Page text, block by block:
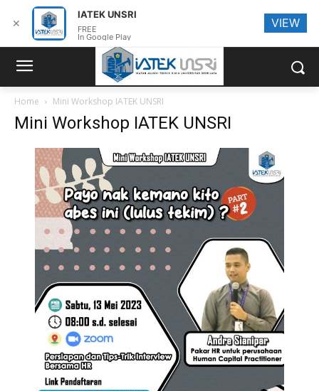
Home Mini Workshop IATEK UNSRI
Mini Workshop IATEK UNSRI
✕
IATEK UNSRI
FREE
In Google Play
VIEW